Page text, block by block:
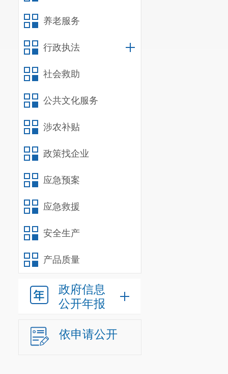
养老服务
行政执法
社会救助
公共文化服务
涉农补贴
政策找企业
应急预案
应急救援
安全生产
产品质量
政府信息
公开年报
依申请公开